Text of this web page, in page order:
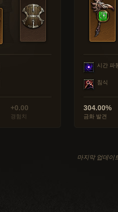
+0.00
경험치
시간 파
침식
304.00%
금화 발견
마지막 업데이